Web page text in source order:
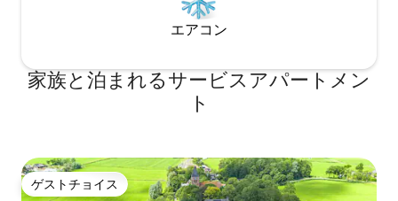
エアコン
家族と泊まれるサービスアパートメン
ト
ゲストチョイス
ゲストチョイス